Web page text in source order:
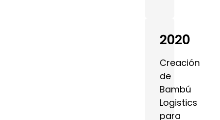
2020
Creación
de
Bambú
Logistics
para